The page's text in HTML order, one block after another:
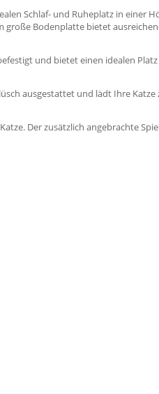
Schlaf- und Ruheplatz in einer
Bodenplatte bietet
und bietet einen idealen
ausgestattet und lädt Ihre
Der zusätzlich angebrachte